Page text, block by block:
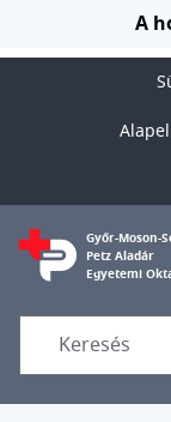
Ugrás a tartalomra
A
Győr-Moson-
Petz Aladár
Egyetemi